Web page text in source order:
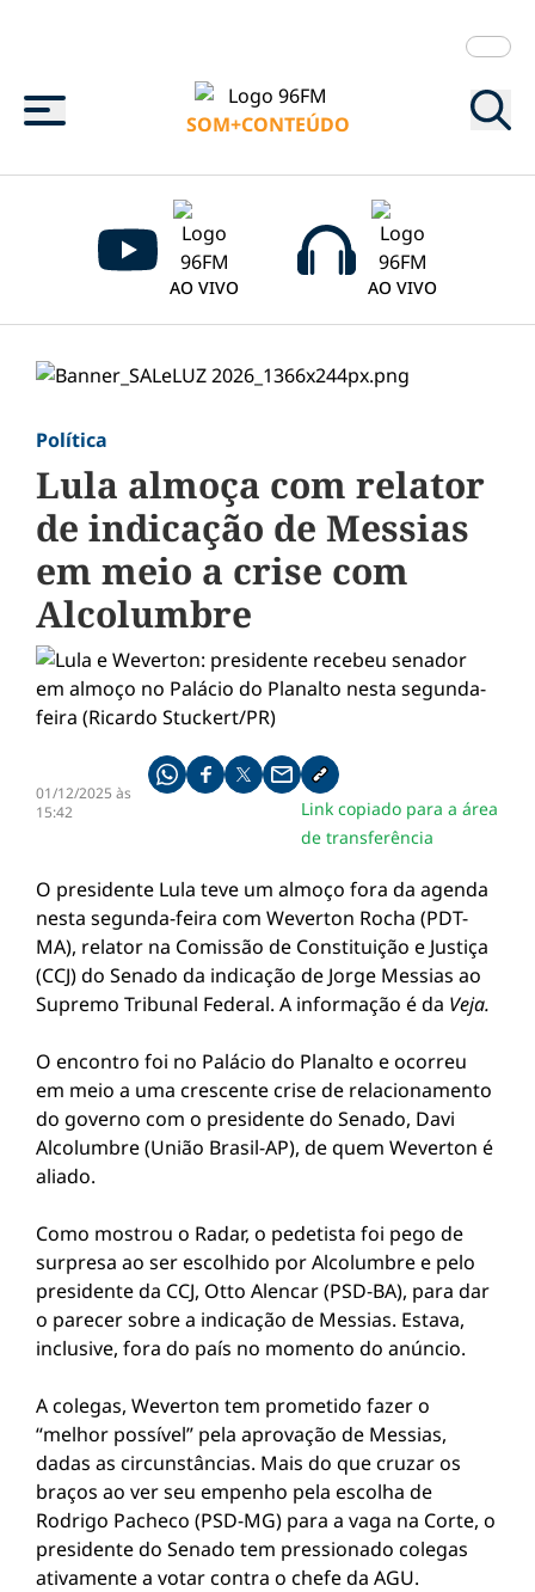
Menu
SOM+CONTEÚDO
AO VIVO AO VIVO
Política
Lula almoça com relator
de indicação de Messias
em meio a crise com
Alcolumbre
01/12/2025 às
15:42
Compartilhe pelo whatsapp
Compartilhar no facebook
Compartilhar no twitter
Compartilhe pelo email
Copiar link da notícia
Link copiado para a área
de transferência
O presidente Lula teve um almoço fora da agenda
nesta segunda-feira com Weverton Rocha (PDT-
MA), relator na Comissão de Constituição e Justiça
(CCJ) do Senado da indicação de Jorge Messias ao
Supremo Tribunal Federal. A informação é da Veja.
O encontro foi no Palácio do Planalto e ocorreu
em meio a uma crescente crise de relacionamento
do governo com o presidente do Senado, Davi
Alcolumbre (União Brasil-AP), de quem Weverton é
aliado.
Como mostrou o Radar, o pedetista foi pego de
surpresa ao ser escolhido por Alcolumbre e pelo
presidente da CCJ, Otto Alencar (PSD-BA), para dar
o parecer sobre a indicação de Messias. Estava,
inclusive, fora do país no momento do anúncio.
A colegas, Weverton tem prometido fazer o
“melhor possível” pela aprovação de Messias,
dadas as circunstâncias. Mais do que cruzar os
braços ao ver seu empenho pela escolha de
Rodrigo Pacheco (PSD-MG) para a vaga na Corte, o
presidente do Senado tem pressionado colegas
ativamente a votar contra o chefe da AGU.